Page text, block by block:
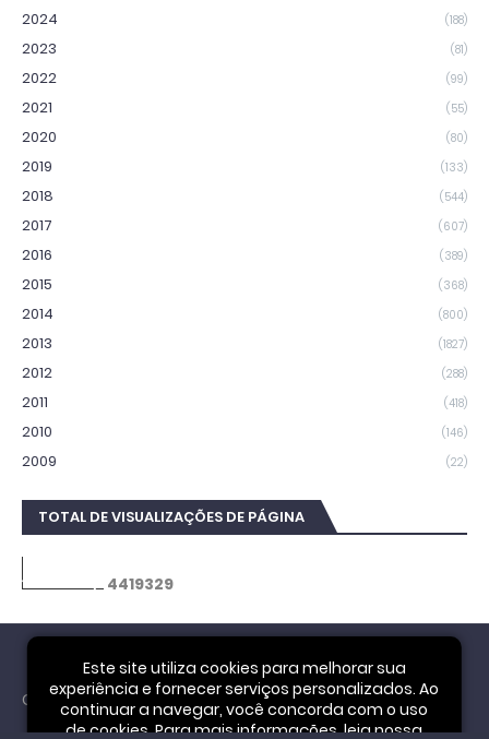
2024 (188)
2023 (81)
2022 (99)
2021 (55)
2020 (80)
2019 (133)
2018 (544)
2017 (607)
2016 (389)
2015 (368)
2014 (800)
2013 (1827)
2012 (288)
2011 (418)
2010 (146)
2009 (22)
TOTAL DE VISUALIZAÇÕES DE PÁGINA
4419329
Cookie Notice
Este site utiliza cookies para melhorar sua
experiência e fornecer serviços personalizados. Ao
continuar a navegar, você concorda com o uso
de cookies. Para mais informações, leia nossa